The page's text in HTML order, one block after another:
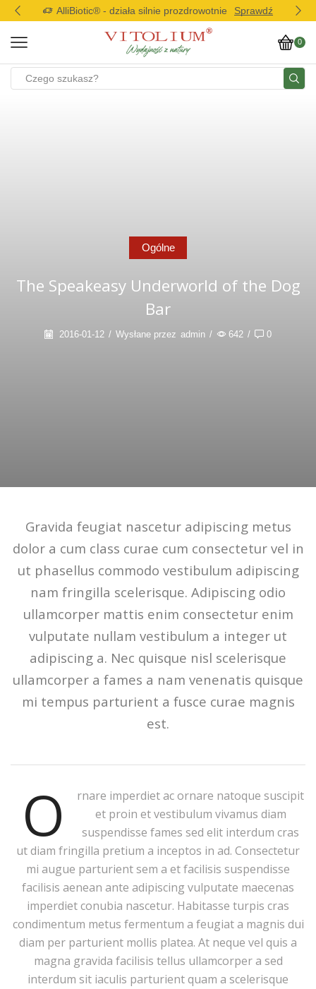
AlliBiotic® - działa silnie prozdrowotnie Sprawdź
0
Ogólne
The Speakeasy Underworld of the Dog
Bar
2016-01-12 / Wysłane przez admin / 642 / 0
Gravida feugiat nascetur adipiscing metus
dolor a cum class curae cum consectetur vel in
ut phasellus commodo vestibulum adipiscing
nam fringilla scelerisque. Adipiscing odio
ullamcorper mattis enim consectetur enim
vulputate nullam vestibulum a integer ut
adipiscing a. Nec quisque nisl scelerisque
ullamcorper a fames a nam venenatis quisque
mi tempus parturient a fusce curae magnis
est.
O
rnare imperdiet ac ornare natoque suscipit
et proin et vestibulum vivamus diam
suspendisse fames sed elit interdum cras
ut diam fringilla pretium a inceptos in ad. Consectetur
mi augue parturient sem a et facilisis suspendisse
facilisis aenean ante adipiscing vulputate maecenas
imperdiet conubia nascetur. Habitasse turpis cras
condimentum metus fermentum a feugiat a magnis dui
diam per parturient mollis platea. At neque vel quis a
magna gravida facilisis tellus ullamcorper a sed
interdum sit iaculis parturient quam a scelerisque